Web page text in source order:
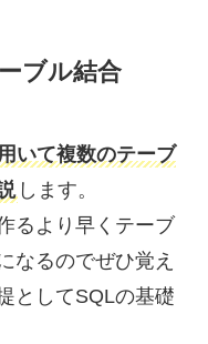
ブル結合
いて複数のテーブ
します。
るより早くテーブ
なるのでぜひ覚え
としてSQLの基礎